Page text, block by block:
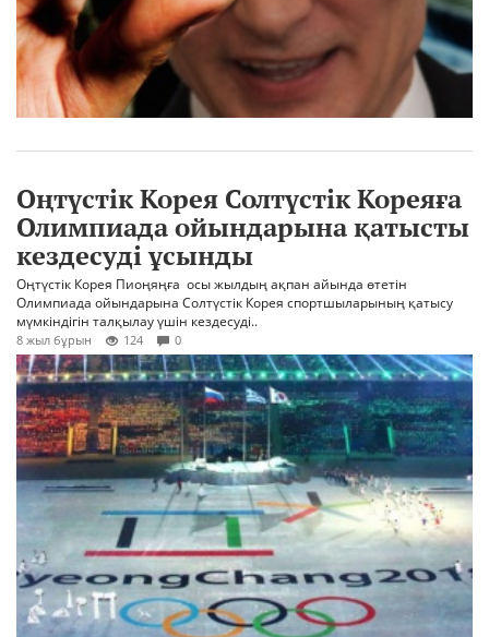
Оңтүстік Корея Солтүстік Кореяға
Олимпиада ойындарына қатысты
кездесуді ұсынды
Оңтүстік Корея Пиоңяңға осы жылдың ақпан айында өтетін
Олимпиада ойындарына Солтүстік Корея спортшыларының қатысу
мүмкіндігін талқылау үшін кездесуді..
8 жыл бұрын 124 0